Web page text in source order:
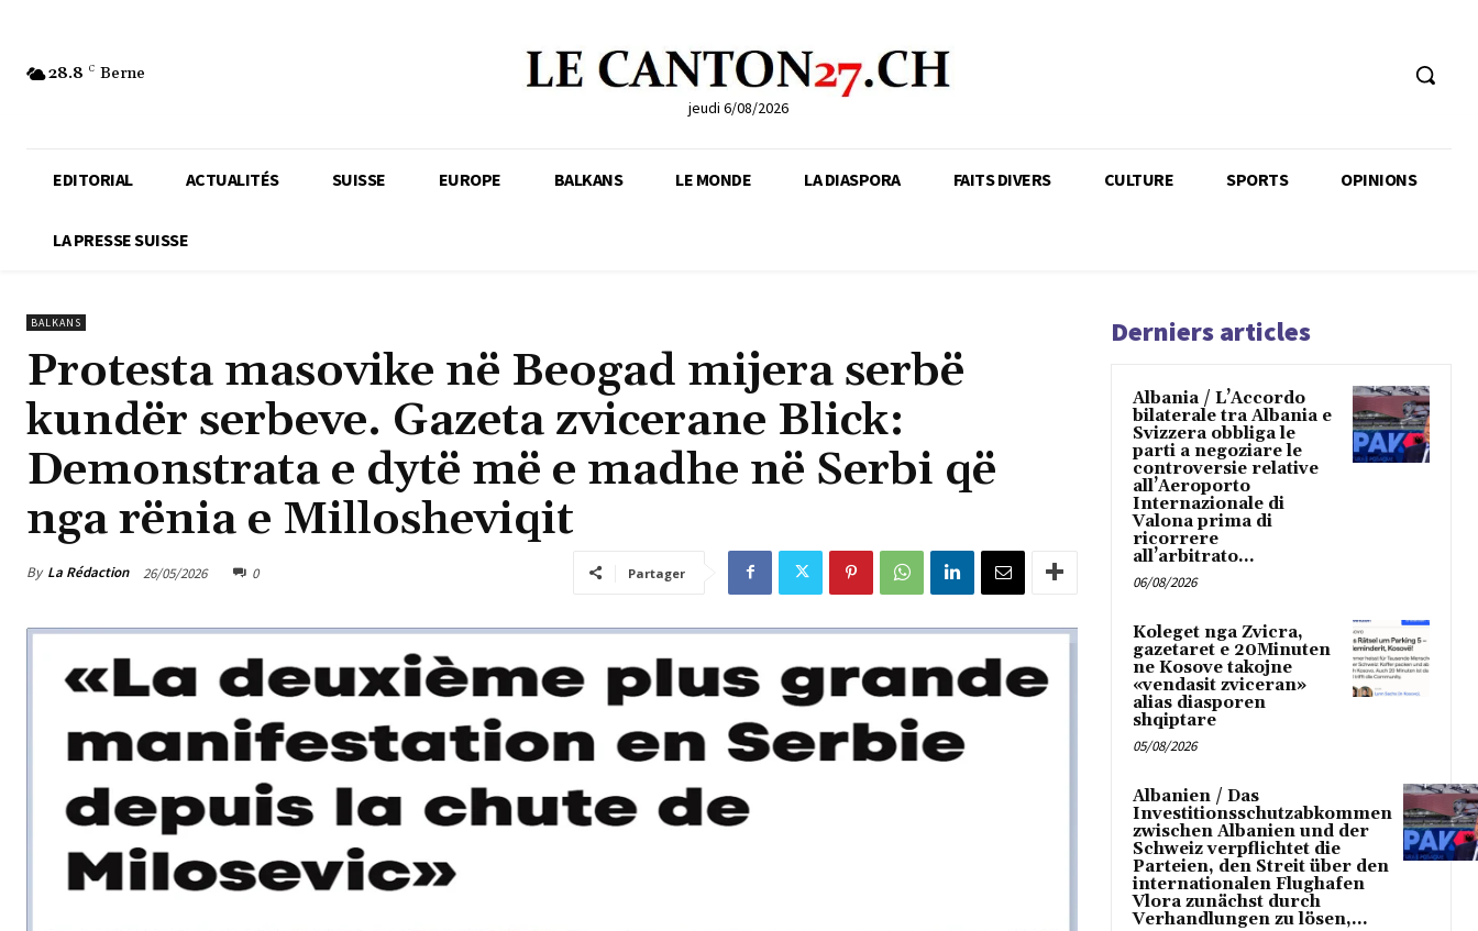
28.8 C Berne
jeudi 6/08/2026
EDITORIAL ACTUALITÉS SUISSE EUROPE BALKANS LE MONDE LA DIASPORA FAITS DIVERS CULTURE SPORTS OPINIONS
LA PRESSE SUISSE
BALKANS
Protesta masovike në Beogad mijera serbë
kundër serbeve. Gazeta zvicerane Blick:
Demonstrata e dytë më e madhe në Serbi që
nga rënia e Millosheviqit
By La Rédaction 26/05/2026 0 Partager
Derniers articles
Albania / L’Accordo
bilaterale tra Albania e
Svizzera obbliga le
parti a negoziare le
controversie relative
all’Aeroporto
Internazionale di
Valona prima di
ricorrere
all’arbitrato...
06/08/2026
Koleget nga Zvicra,
gazetaret e 20Minuten
ne Kosove takojne
«vendasit zviceran»
alias diasporen
shqiptare
05/08/2026
Albanien / Das
Investitionsschutzabkommen
zwischen Albanien und der
Schweiz verpflichtet die
Parteien, den Streit über den
internationalen Flughafen
Vlora zunächst durch
Verhandlungen zu lösen,...